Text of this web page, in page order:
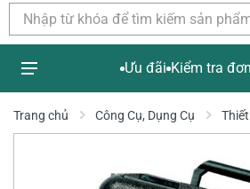
Ưu đãi Kiểm tra đơn
Trang chủ Công Cụ, Dụng Cụ